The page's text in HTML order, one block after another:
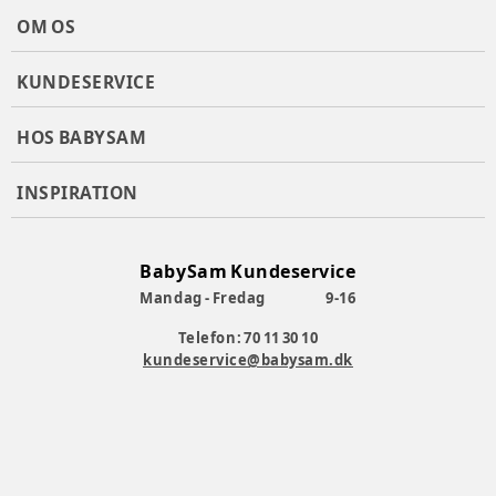
OM OS
KUNDESERVICE
HOS BABYSAM
INSPIRATION
BabySam Kundeservice
Mandag - Fredag
9-16
Telefon: 70 11 30 10
kundeservice@babysam.dk